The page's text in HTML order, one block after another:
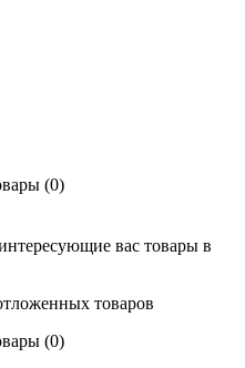
(0)
вас товары в
товаров
(0)